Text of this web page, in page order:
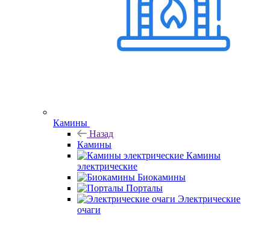
Камины
Назад
Камины
Камины
электрические
Биокамины
Порталы
Электрические
очаги